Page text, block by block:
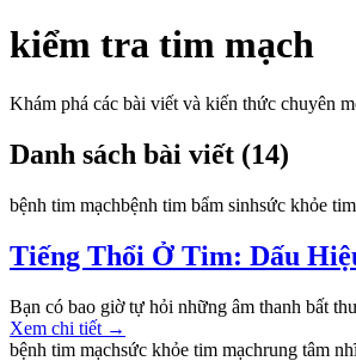
kiểm tra tim mạch
Khám phá các bài viết và kiến thức chuyên
Danh sách bài viết (14)
bệnh tim mạchbệnh tim bẩm sinhsức khỏe
Tiếng Thổi Ở Tim: Dấu
Bạn có bao giờ tự hỏi những âm thanh bất
Xem chi tiết →
bệnh tim mạchsức khỏe tim mạchrung tâm